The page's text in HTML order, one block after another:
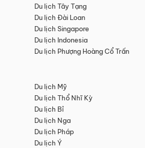
Du lịch Tây Tạng
Du lịch Đài Loan
Du lịch Singapore
Du lịch Indonesia
Du lịch Phượng Hoàng Cổ Trấn
Du lịch Mỹ
Du lịch Thổ Nhĩ Kỳ
Du lịch Bỉ
Du lịch Nga
Du lịch Pháp
Du lịch Ý